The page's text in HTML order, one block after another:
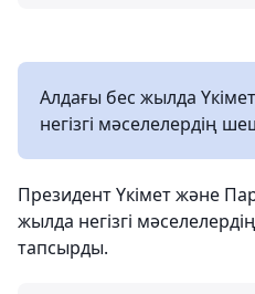
Алдағы бес жылда
негізгі мәселелердің
Президент Үкімет және
жылда негізгі
тапсырды.